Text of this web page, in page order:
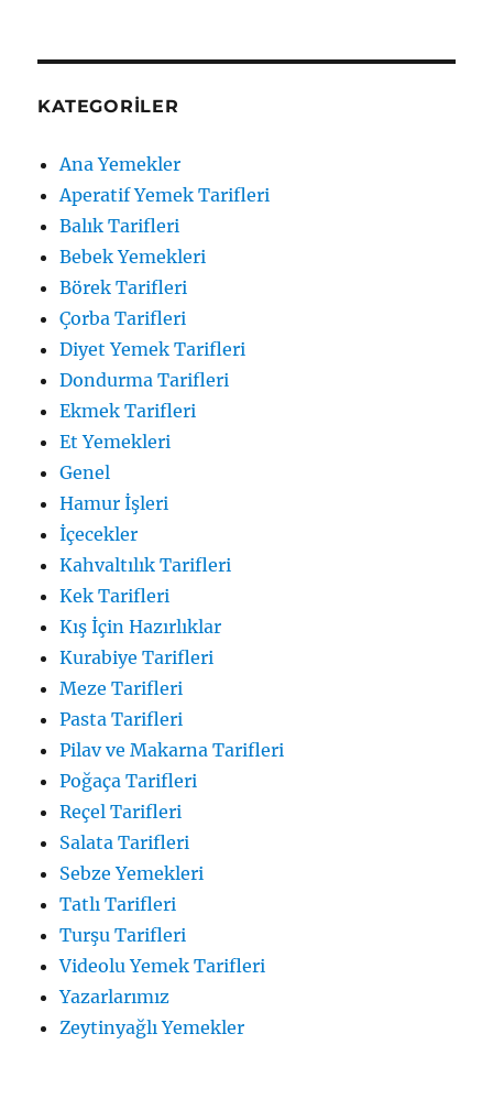
KATEGORILER
Ana Yemekler
Aperatif Yemek Tarifleri
Balık Tarifleri
Bebek Yemekleri
Börek Tarifleri
Çorba Tarifleri
Diyet Yemek Tarifleri
Dondurma Tarifleri
Ekmek Tarifleri
Et Yemekleri
Genel
Hamur İşleri
İçecekler
Kahvaltılık Tarifleri
Kek Tarifleri
Kış İçin Hazırlıklar
Kurabiye Tarifleri
Meze Tarifleri
Pasta Tarifleri
Pilav ve Makarna Tarifleri
Poğaça Tarifleri
Reçel Tarifleri
Salata Tarifleri
Sebze Yemekleri
Tatlı Tarifleri
Turşu Tarifleri
Videolu Yemek Tarifleri
Yazarlarımız
Zeytinyağlı Yemekler